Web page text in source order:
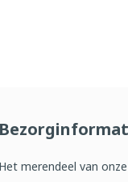
Het merendeel van